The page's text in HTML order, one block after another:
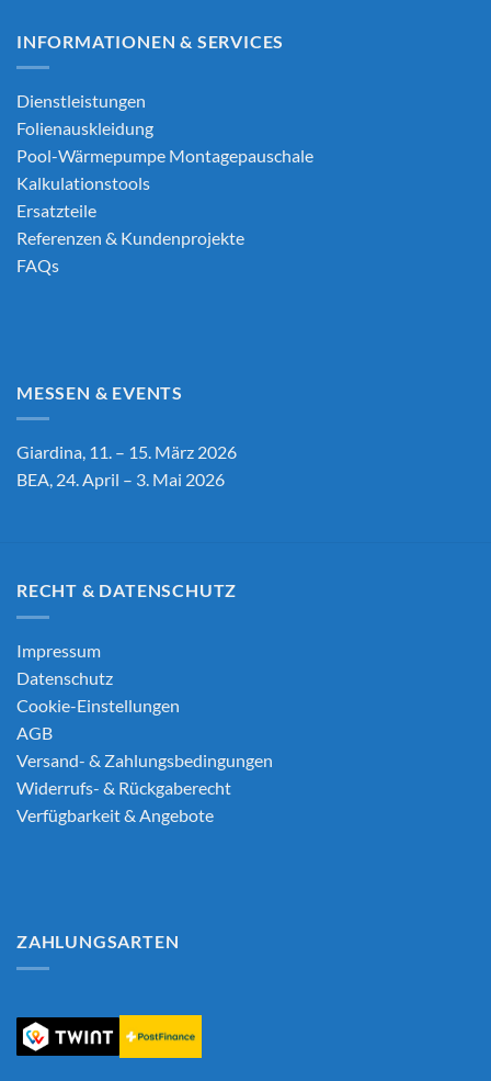
INFORMATIONEN & SERVICES
Dienstleistungen
Folienauskleidung
Pool-Wärmepumpe Montagepauschale
Kalkulationstools
Ersatzteile
Referenzen & Kundenprojekte
FAQs
MESSEN & EVENTS
Giardina, 11. – 15. März 2026
BEA, 24. April – 3. Mai 2026
RECHT & DATENSCHUTZ
Impressum
Datenschutz
Cookie-Einstellungen
AGB
Versand- & Zahlungsbedingungen
Widerrufs- & Rückgaberecht
Verfügbarkeit & Angebote
ZAHLUNGSARTEN